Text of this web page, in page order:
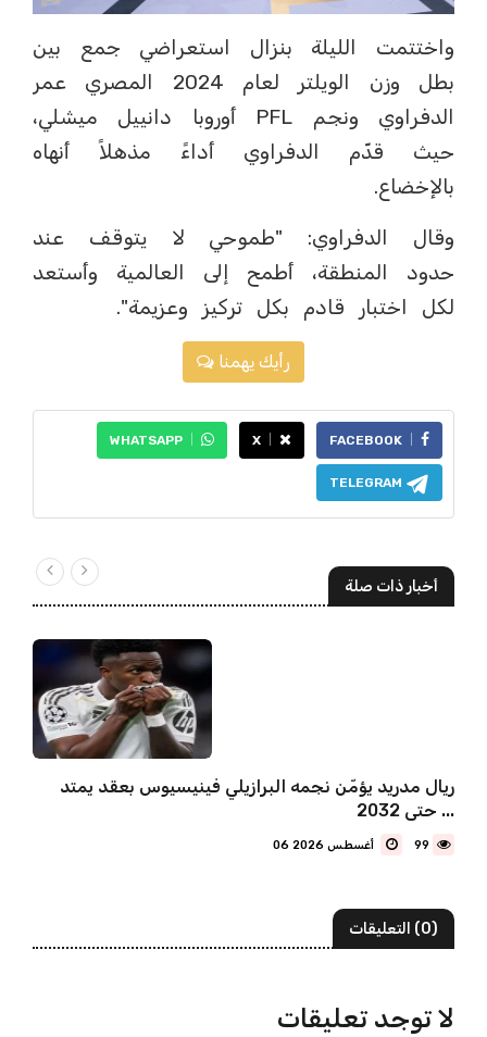
واختتمت الليلة بنزال استعراضي جمع بين
بطل وزن الويلتر لعام 2024 المصري عمر
الدفراوي ونجم PFL أوروبا دانييل ميشلي،
حيث قدّم الدفراوي أداءً مذهلاً أنهاه
بالإخضاع.
وقال الدفراوي: "طموحي لا يتوقف عند
حدود المنطقة، أطمح إلى العالمية وأستعد
لكل اختبار قادم بكل تركيز وعزيمة".
رأيك يهمنا
FACEBOOK
X
WHATSAPP
TELEGRAM
أخبار ذات صلة
ريال مدريد يؤمّن نجمه البرازيلي فينيسيوس بعقد يمتد
حتى 2032 ...
99
(0) التعليقات
لا توجد تعليقات